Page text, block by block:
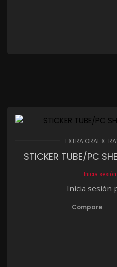
EXTRA ORAL X-
STICKER TUBE/PC
Inicia
Inicia sesión
Compare